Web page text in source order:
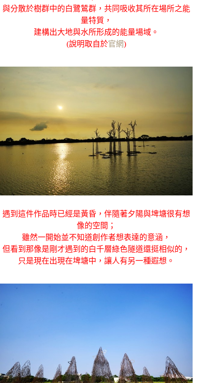
與分散於樹群中的白鷺鷥群，共同吸收其所在場所之能
量特質，
建構出大地與水所形成的能量場域。
(說明取自於官網)
遇到這件作品時已經是黃昏，伴隨著夕陽與埤塘很有想
像的空間；
雖然一開始並不知道創作者想表達的意涵，
但看到那像是剛才遇到的白千層綠色隧道還挺相似的，
只是現在出現在埤塘中，讓人有另一種遐想。